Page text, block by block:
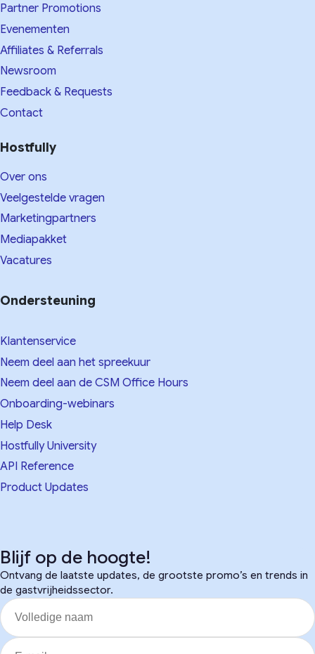
Partner Promotions
Evenementen
Affiliates & Referrals
Newsroom
Feedback & Requests
Contact
Hostfully
Over ons
Veelgestelde vragen
Marketingpartners
Mediapakket
Vacatures
Ondersteuning
Klantenservice
Neem deel aan het spreekuur
Neem deel aan de CSM Office Hours
Onboarding-webinars
Help Desk
Hostfully University
API Reference
Product Updates
Blijf op de hoogte!
Ontvang de laatste updates, de grootste promo’s en trends in
de gastvrijheidssector.